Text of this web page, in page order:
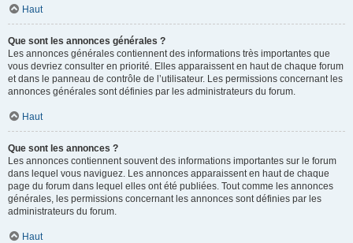
Haut
Que sont les annonces générales ?
Les annonces générales contiennent des informations très importantes que
vous devriez consulter en priorité. Elles apparaissent en haut de chaque forum
et dans le panneau de contrôle de l’utilisateur. Les permissions concernant les
annonces générales sont définies par les administrateurs du forum.
Haut
Que sont les annonces ?
Les annonces contiennent souvent des informations importantes sur le forum
dans lequel vous naviguez. Les annonces apparaissent en haut de chaque
page du forum dans lequel elles ont été publiées. Tout comme les annonces
générales, les permissions concernant les annonces sont définies par les
administrateurs du forum.
Haut